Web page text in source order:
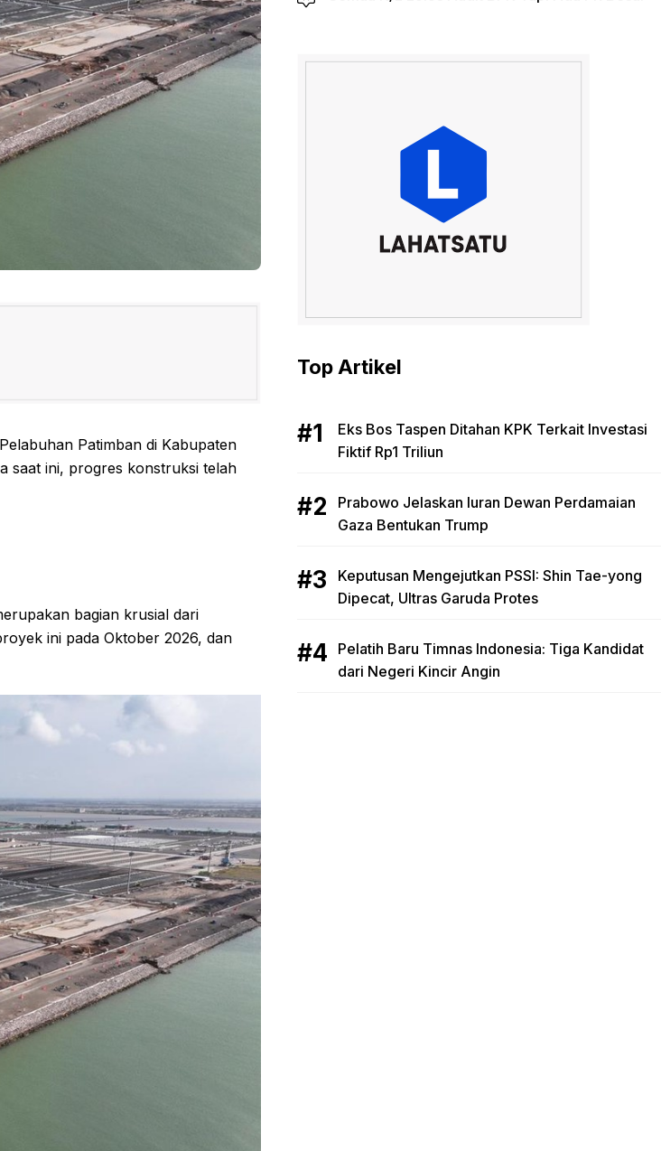
Patimban di Kabupaten
saat ini, progres konstruksi telah
bagian krusial dari
ini pada Oktober 2026, dan
Top Artikel
Eks Bos Taspen Ditahan KPK Terkait Investasi
Fiktif Rp1 Triliun
Prabowo Jelaskan Iuran Dewan Perdamaian
Gaza Bentukan Trump
Keputusan Mengejutkan PSSI: Shin Tae-yong
Dipecat, Ultras Garuda Protes
Pelatih Baru Timnas Indonesia: Tiga Kandidat
dari Negeri Kincir Angin